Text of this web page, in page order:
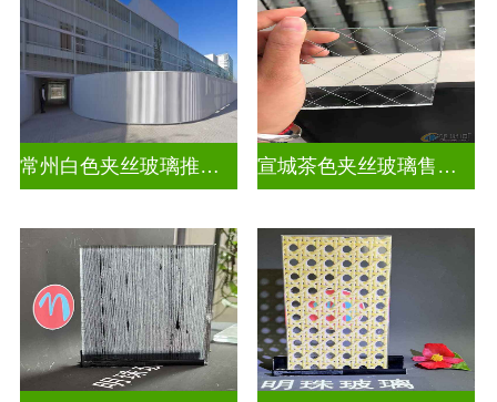
常州白色夹丝玻璃推荐货源 宣城茶色夹丝玻璃售价多少钱